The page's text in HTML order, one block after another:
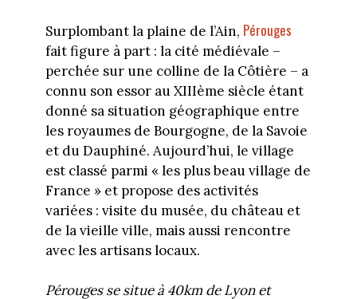
Surplombant la plaine de l’Ain, Pérouges
fait figure à part : la cité médiévale –
perchée sur une colline de la Côtière – a
connu son essor au XIIIème siècle étant
donné sa situation géographique entre
les royaumes de Bourgogne, de la Savoie
et du Dauphiné. Aujourd’hui, le village
est classé parmi « les plus beau village de
France » et propose des activités
variées : visite du musée, du château et
de la vieille ville, mais aussi rencontre
avec les artisans locaux.
Pérouges se situe à 40km de Lyon et